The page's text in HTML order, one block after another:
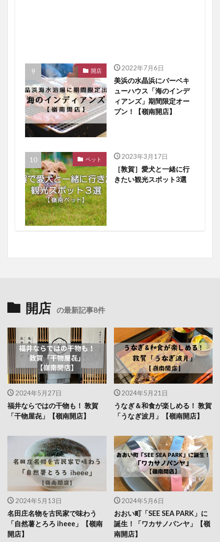
開店 2022年7月6日
美浜の水晶浜にバーベキ
ューハウス「海のインデ
ィアンズ」期間限定オー
プン！【嶺南開店】
ペット 2023年3月17日
［敦賀］愛犬と一緒に行
きたい観光スポット3選
開店 の最新記事8件
2024年5月27日
福井ならではの干物も！ 敦賀
「干物屋㐂」【嶺南開店】
2024年5月21日
うなぎ＆和食が楽しめる！ 敦賀
「うなぎ波月」【嶺南開店】
2024年5月13日
名田庄名物を古民家で味わう
「自然薯とろろ iheee」【嶺南
開店】
2024年5月6日
おおい町「SEE SEA PARK」に
誕生！「ワカサノパンヤ」【嶺
南開店】